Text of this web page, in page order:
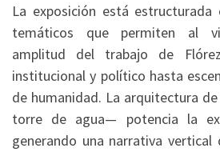
La exposición está
temáticos que permiten al
amplitud del trabajo de
institucional y político hasta
de humanidad. La arquitectura
torre de agua— potencia la
generando una narrativa vertical